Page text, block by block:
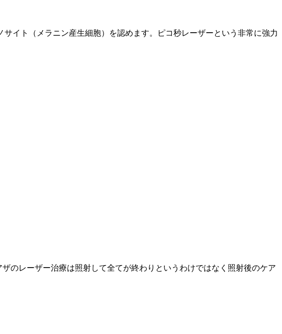
イト（メラニン産生細胞）を認めます。ピコ秒レーザーという非常に強力
のレーザー治療は照射して全てが終わりというわけではなく照射後のケア